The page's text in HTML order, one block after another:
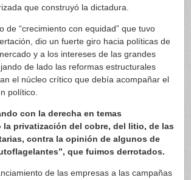
que construyó la dictadura.
de “crecimiento con equidad” que tuvo
dio un fuerte giro hacia políticas de
y a los intereses de las grandes
de lado las reformas estructurales
el núcleo crítico que debía acompañar el
político.
con la derecha en temas
la privatización del cobre, del litio, de las
contra la opinión de algunos de
que fuimos derrotados.
de las empresas a las campañas